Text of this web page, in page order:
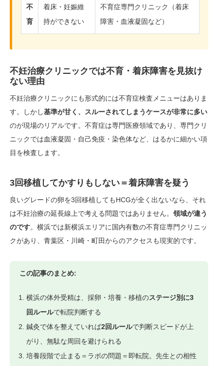
不
育
着床・妊娠維
持ができない
不育症専門クリニック（着床
障害・血液凝固など）
不妊治療クリニックでは不育・着床障害を見抜け
ない理由
不妊治療クリニックにも形式的には不育症検査メニューはありま
す。しかし基準が甘く、スルーされてしまうケースが非常に多い
のが現場のリアルです。不育症は専門医療領域であり、専門クリ
ニックでは血液凝固・自己免疫・染色体など、はるかに細かい項
目を検査します。
3回移植してかすりもしない＝着床障害を疑う
良いグレードの卵を3回移植してもHCGが全く出ないなら、それ
は不妊治療の延長線上で考える問題ではありません。 領域が違う
のです。横浜では新横浜エリアに国内有数の不育症専門クリニッ
クがあり、青葉区・川崎・町田からのアクセスも現実的です。
この記事のまとめ:
横浜の体外受精は、採卵・培養・移植のステージ別に3
回ルールで転院判断する
鍼灸で体を整えていれば2回ルールで判断スピードが上
がり、無駄な周回を避けられる
培養段階で止まる＝ラボの問題＝即転院。先生との相性